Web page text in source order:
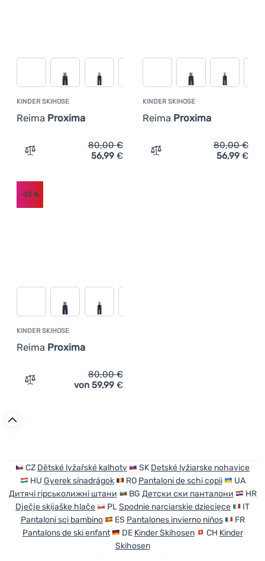
KINDER SKIHOSE
Reima Proxima
Zum Vergleich 'Kinder Skihose Reima Proxima'
80,00€
56,99 €
KINDER SKIHOSE
Reima Proxima
Zum Vergleich 'Kinder
80,00€
56,99 €
KINDER SKIHOSE
Reima Proxima
-25 %
Zum Vergleich 'Kinder Skihose Reima Proxima'
80,00€
von 59,99 €
CZ Dětské lyžařské kalhoty SK Detské lyžiarske nohavice
HU Gyerek sínadrágok RO Pantaloni de schi copii
UA
Дитячі гірськолижні штани
BG Детски ски панталони
HR
Dječje skijaške hlače
PLSpodnie narciarskie dziecięce
IT
Pantaloni sci bambino
ES Pantalones invierno niños
FR
Pantalons de ski enfant
DE Kinder Skihosen CH Kinder
Skihosen